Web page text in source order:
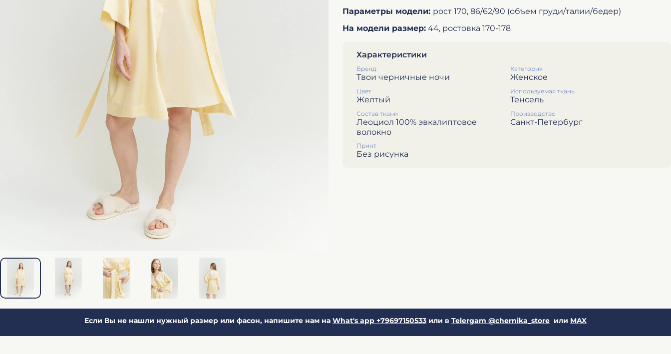
Параметры модели: рост 170, 86/62/90 (объем груди/талии/бедер)
На модели размер: 44, ростовка 170-178
Характеристики
Бренд
Твои черничные ночи
Категория
Женское
Цвет
Желтый
Используемая ткань
Тенсель
Состав ткани
Леоциол 100% эвкалиптовое
волокно
Производство
Санкт-Петербург
Принт
Без рисунка
Если Вы не нашли нужный размер или фасон, напишите нам на What's app +79697150533 или в Telergam @chernika_store или MAX